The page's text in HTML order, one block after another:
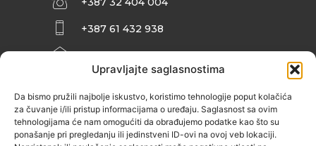
Upravljajte saglasnostima
Da bismo pružili najbolje iskustvo, koristimo tehnologije poput kolačića
za čuvanje i/ili pristup informacijama o uređaju. Saglasnost sa ovim
tehnologijama će nam omogućiti da obrađujemo podatke kao što su
ponašanje pri pregledanju ili jedinstveni ID-ovi na ovoj veb lokaciji.
+387 61 432 938
INFO@ZENIT.BA
ZENIČANKA, 3. SPRAT), 72000 ZENICA